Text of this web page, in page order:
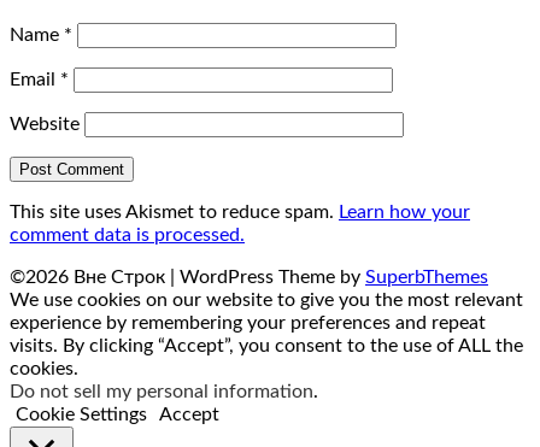
Name *
Email *
Website
This site uses Akismet to reduce spam. Learn how your
comment data is processed.
©2026 Вне Строк | WordPress Theme by SuperbThemes
We use cookies on our website to give you the most relevant
experience by remembering your preferences and repeat
visits. By clicking “Accept”, you consent to the use of ALL the
cookies.
Do not sell my personal information.
Cookie Settings
Accept